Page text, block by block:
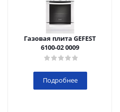
Газовая плита GEFEST
6100-02 0009
Подробнее